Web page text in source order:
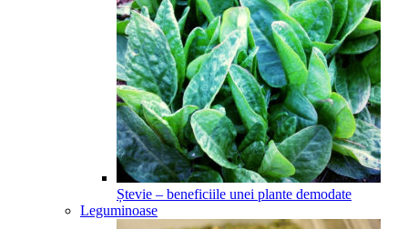
Ștevie – beneficiile unei plante demodate
Leguminoase